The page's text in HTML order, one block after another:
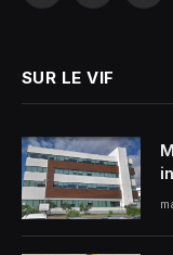
SUR LE VIF